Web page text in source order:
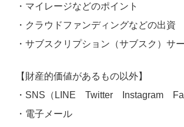
・マイレージなどのポイント
・クラウドファンディングなどの出資
・サブスクリプション（サブスク）
【財産的価値があるもの以外】
・SNS（LINE Twitter Instagram
・電子メール